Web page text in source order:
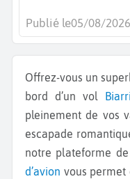
Publié le05/08/2026
Offrez-vous un superbe séjour à Paris ! Embarquez à
bord d’un vol
pleinement de vos
escapade
notre plateforme de
d’avion vous